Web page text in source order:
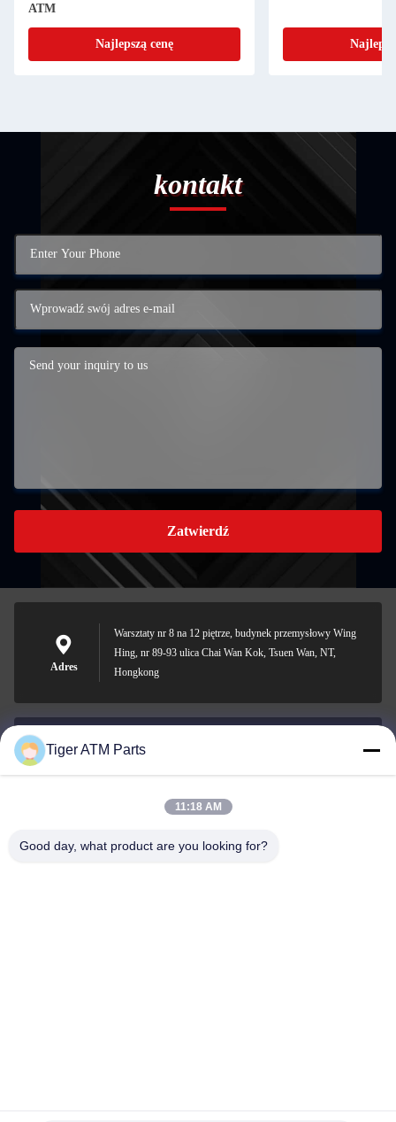
ATM
Najlepszą cenę
kontakt
Zatwierdź
Adres
Warsztaty nr 8 na 12 piętrze, budynek przemysłowy Wing
Hing, nr 89-93 ulica Chai Wan Kok, Tsuen Wan, NT,
Hongkong
Wiadomość
Tiger ATM Parts
11:18 AM
Good day, what product are you looking for?